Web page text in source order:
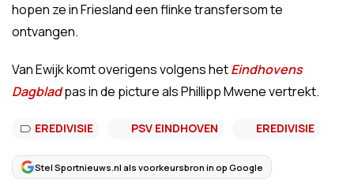
hopen ze in Friesland een flinke transfersom te
ontvangen.
Van Ewijk komt overigens volgens hetEindhovens
Dagbladpas in de picture als Phillipp Mwene vertrekt.
EREDIVISIE PSV EINDHOVEN EREDIVISIE
Stel Sportnieuws.nl als voorkeursbron in op Google